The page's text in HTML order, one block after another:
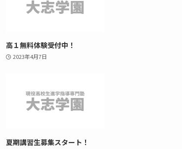
高１無料体験受付中！
2023年4月7日
夏期講習生募集スタート！